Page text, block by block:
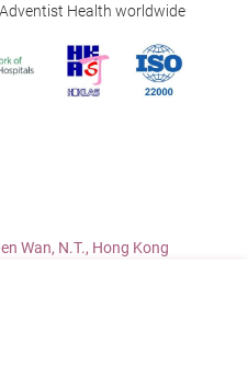
Health worldwide
Wan, N.T., Hong Kong